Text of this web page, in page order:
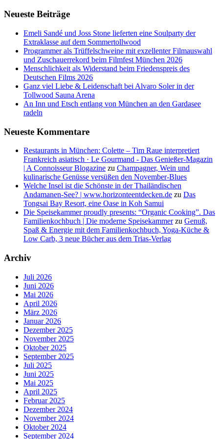
Neueste Beiträge
Emeli Sandé und Joss Stone lieferten eine Soulparty der
Extraklasse auf dem Sommertollwood
Programmer als Trüffelschweine mit exzellenter Filmauswahl
und Zuschauerrekord beim Filmfest München 2026
Menschlichkeit als Widerstand beim Friedenspreis des
Deutschen Films 2026
Ganz viel Liebe & Leidenschaft bei Alvaro Soler in der
Tollwood Sauna Arena
An Inn und Etsch entlang von München an den Gardasee
radeln
Neueste Kommentare
Restaurants in München: Colette – Tim Raue interpretiert
Frankreich asiatisch · Le Gourmand - Das Genießer-Magazin
| A Connoisseur Blogazine zu Champagner, Wein und
kulinarische Genüsse versüßen den November-Blues
Welche Insel ist die Schönste in der Thailändischen
Andamanen-See? | www.horizonteentdecken.de zu Das
Tongsai Bay Resort, eine Oase in Koh Samui
Die Speisekammer proudly presents: “Organic Cooking”. Das
Familienkochbuch | Die moderne Speisekammerzu Genuß,
Spaß & Energie mit dem Familienkochbuch, Yoga-Küche &
Low Carb, 3 neue Bücher aus dem Trias-Verlag
Archiv
Juli 2026
Juni 2026
Mai 2026
April 2026
März 2026
Januar 2026
Dezember 2025
November 2025
Oktober 2025
September 2025
Juli 2025
Juni 2025
Mai 2025
April 2025
Februar 2025
Dezember 2024
November 2024
Oktober 2024
September 2024